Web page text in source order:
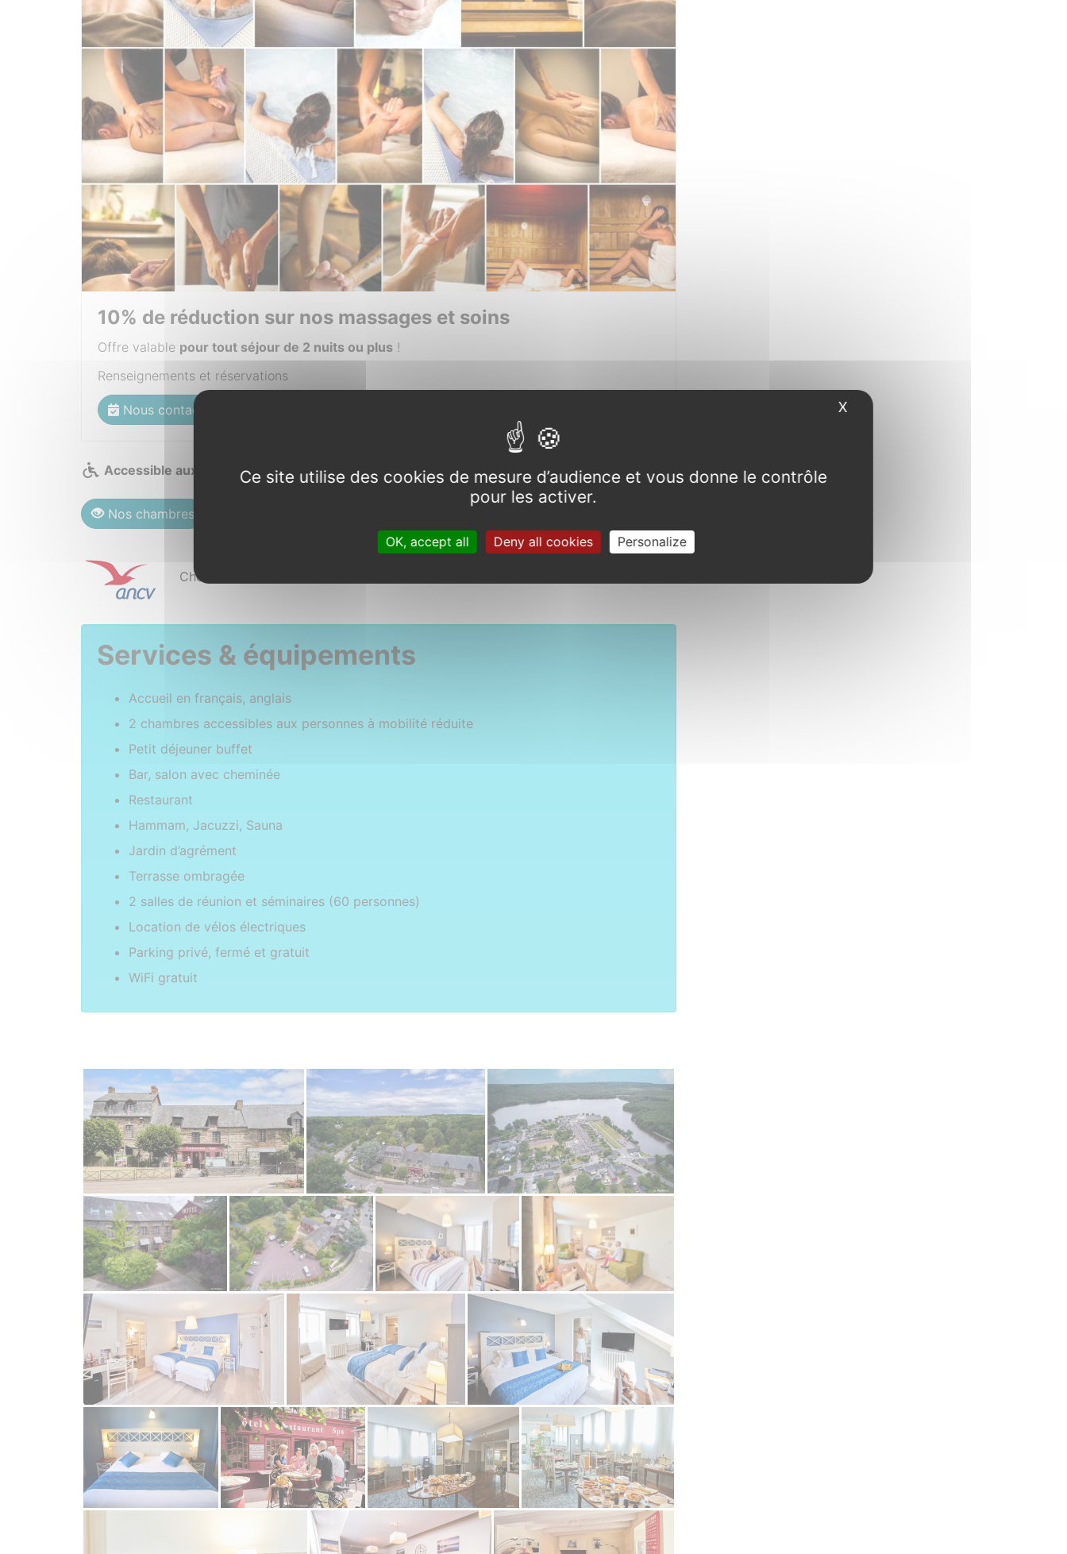
10% de réduction sur nos massages et soins
Offre valable pour tout séjour de 2 nuits ou plus !
Renseignements et réservations
Nous contacter
Accessible aux personnes à mobilité réduite
Nos chambres
Chèques vacances acceptés
Services & équipements
Accueil en français, anglais
2 chambres accessibles aux personnes à mobilité réduite
Petit déjeuner buffet
Bar, salon avec cheminée
Restaurant
Hammam, Jacuzzi, Sauna
Jardin d’agrément
Terrasse ombragée
2 salles de réunion et séminaires (60 personnes)
Location de vélos électriques
Parking privé, fermé et gratuit
WiFi gratuit
Photos
Ce site utilise des cookies de mesure d’audience et vous donne le contrôle
pour les activer.
OK, accept all Deny all cookies Personalize
X Hide cookie banner